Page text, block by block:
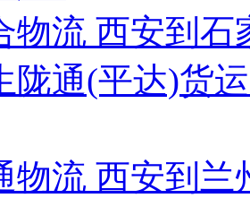
物流 西安到
陇通(平达)货
物流 西安到